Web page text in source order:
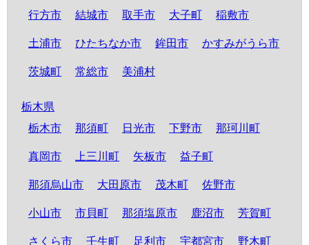
行方市 結城市 取手市 大子町 稲敷市
土浦市 ひたちなか市 鉾田市 かすみがうら市
茨城町 常総市 美浦村
栃木県
栃木市
那須町 日光市 下野市 那珂川町
真岡市 上三川町 矢板市 益子町
那須烏山市 大田原市 茂木町 佐野市
小山市 市貝町 那須塩原市 鹿沼市 芳賀町
さくら市 壬生町 足利市 宇都宮市 野木町